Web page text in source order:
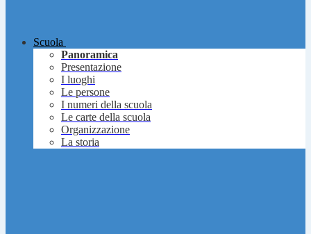
Scuola
Panoramica
Presentazione
I luoghi
Le persone
I numeri della scuola
Le carte della scuola
Organizzazione
La storia